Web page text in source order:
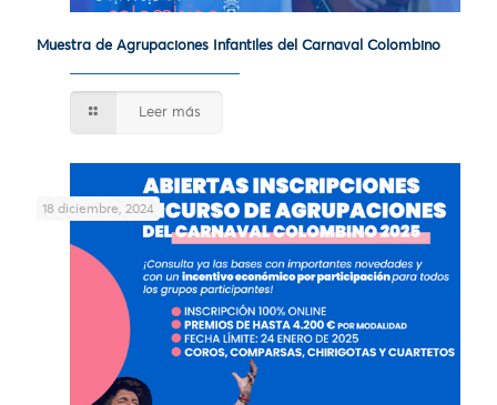
Muestra de Agrupaciones Infantiles del Carnaval Colombino
Leer más
18 diciembre, 2024